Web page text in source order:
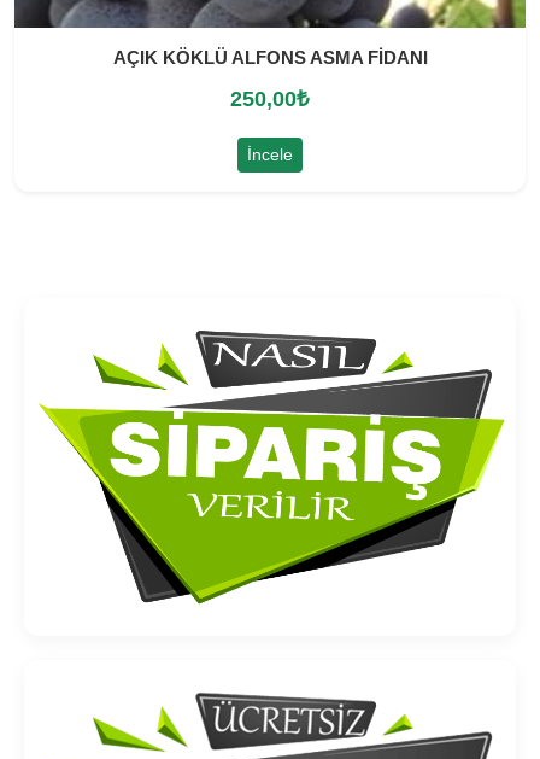
AÇIK KÖKLÜ ALFONS ASMA FİDANI
250,00₺
İncele